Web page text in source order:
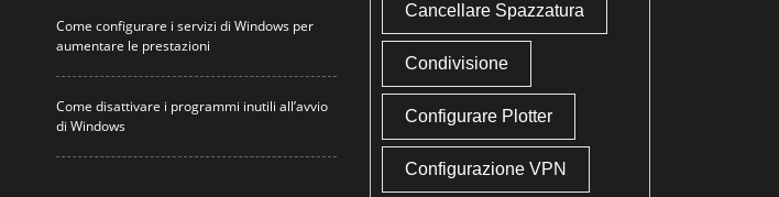
Come configurare i servizi di Windows per
aumentare le prestazioni
Come disattivare i programmi inutili all’avvio
di Windows
Cancellare Spazzatura
Condivisione
Configurare Plotter
Configurazione VPN